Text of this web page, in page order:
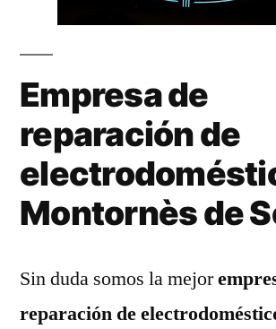
Empresa de
reparación de
Montornès de
Sin duda somos la mejor
reparación de